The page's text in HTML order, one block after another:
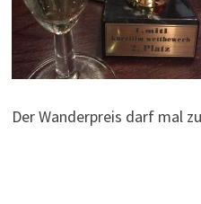
Der Wanderpreis darf mal